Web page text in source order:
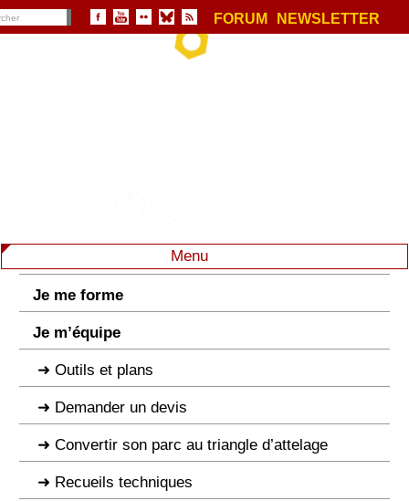
FORUM NEWSLETTER
Menu
Je me forme
Je m’équipe
Outils et plans
Demander un devis
Convertir son parc au triangle d’attelage
Recueils techniques